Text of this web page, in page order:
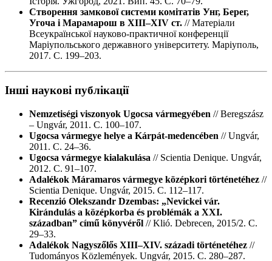
Створення замкової системи комітатів Унг, Берег,
Угоча і Марамарош в ХІІІ–ХІV ст. // Матеріали
Всеукраїнської науково-практичної конференції
Маріупольського державного університету. Маріуполь,
2017. С. 199–203.
Інші наукові публікації
Nemzetiségi viszonyok Ugocsa vármegyében // Beregszász
– Ungvár, 2011. С. 100–107.
Ugocsa vármegye helye a Kárpát-medencében // Ungvár,
2011. С. 24–36.
Ugocsa vármegye kialakulása // Scientia Denique. Ungvár,
2012. С. 91–107.
Adalékok Máramaros vármegye középkori történetéhez //
Scientia Denique. Ungvár, 2015. С. 112–117.
Recenzió Olekszandr Dzembas: „Nevickei vár.
Kirándulás a középkorba és problémák a XXI.
században” című könyvéről // Klió. Debrecen, 2015/2. С.
29–33.
Adalékok Nagyszőlős XIII–XIV. századi történetéhez //
Tudományos Közlemények. Ungvár, 2015. С. 280–287.